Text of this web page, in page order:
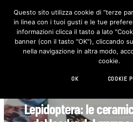
Lepidoptera: le
Questo sito utilizza cookie di “terze
in linea con i tuoi gusti e le tue
informazioni clicca il tasto a lato
banner (con il tasto "OK"), cliccando
nella navigazione in altra modo,
cookie.
OK COOKIE